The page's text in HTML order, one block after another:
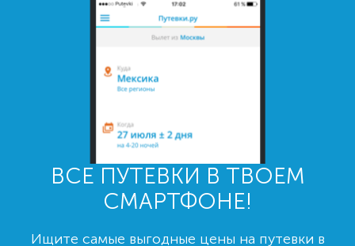
ВСЕ ПУТЕВКИ В ТВОЕМ
СМАРТФОНЕ!
Ищите самые выгодные цены на путевки в